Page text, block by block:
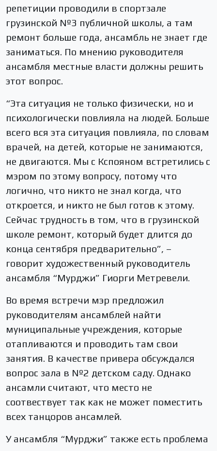
репетиции проводили в спортзале
грузинской №3 публичной школы, а там
ремонт больше года, ансамбль не знает где
заниматься. По мнению руководителя
ансамбля местные власти должны решить
этот вопрос.
“Эта ситуация не только физически, но и
психологически повлияла на людей. Больше
всего вся эта ситуация повлияла, по словам
врачей, на детей, которые не занимаются,
не двигаются. Мы с Кспояном встретились с
мэром по этому вопросу, потому что
логично, что никто не знал когда, что
откроется, и никто не был готов к этому.
Сейчас трудность в том, что в грузинской
школе ремонт, который будет длится до
конца сентября предварительно”, –
говорит художественный руководитель
ансамбля “Мурджи” Гиорги Метревели.
Во время встречи мэр предложил
руководителям ансамблей найти
муниципальные учреждения, которые
отапливаются и проводить там свои
занятия. В качестве привера обсуждался
вопрос зала в №2 детском саду. Однако
ансамли считают, что место не
соотвествует так как не может поместить
всех танцоров ансамлей.
У ансамбля “Мурджи” также есть проблема